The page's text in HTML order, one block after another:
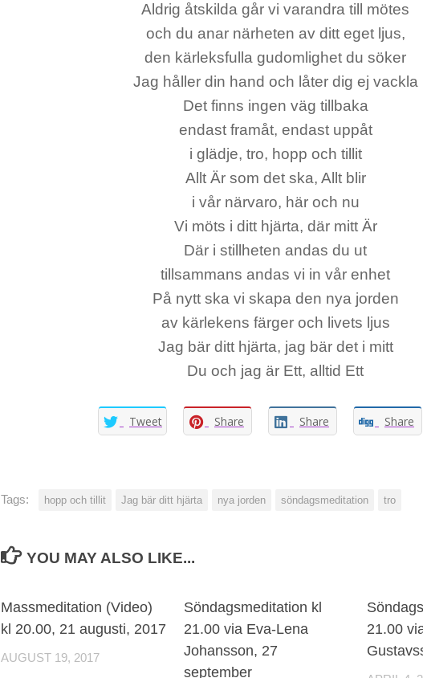
Aldrig åtskilda går vi varandra till mötes
och du anar närheten av ditt eget ljus,
den kärleksfulla gudomlighet du söker
Jag håller din hand och låter dig ej vackla
Det finns ingen väg tillbaka
endast framåt, endast uppåt
i glädje, tro, hopp och tillit
Allt Är som det ska, Allt blir
i vår närvaro, här och nu
Vi möts i ditt hjärta, där mitt Är
Där i stillheten andas du ut
tillsammans andas vi in vår enhet
På nytt ska vi skapa den nya jorden
av kärlekens färger och livets ljus
Jag bär ditt hjärta, jag bär det i mitt
Du och jag är Ett, alltid Ett
Tweet Share Share Share
Tags: hopp och tillit Jag bär ditt hjärta nya jorden söndagsmeditation tro
YOU MAY ALSO LIKE...
Massmeditation (Video)
kl 20.00, 21 augusti, 2017
AUGUST 19, 2017
Söndagsmeditation kl
21.00 via Eva-Lena
Johansson, 27
september
21.00